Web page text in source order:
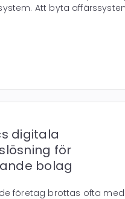
Att byta
digitala
för
bolag
företag brottas ofta med